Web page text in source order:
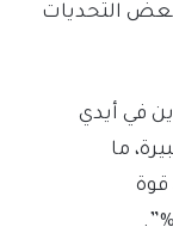
بعض التحديات
في أيدي
ما